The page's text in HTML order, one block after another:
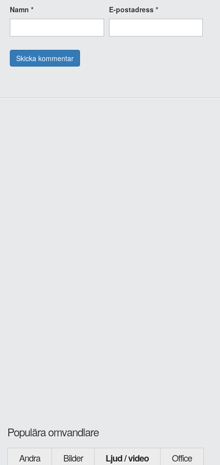
Namn * E-postadress *
Populära omvandlare
Andra Bilder Ljud / video Office